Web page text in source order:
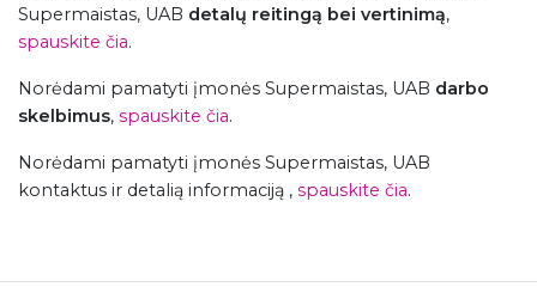
Supermaistas, UAB detalų reitingą bei vertinimą,
spauskite čia.
Norėdami pamatyti įmonės Supermaistas, UAB darbo
skelbimus, spauskite čia.
Norėdami pamatyti įmonės Supermaistas, UAB
kontaktus ir detalią informaciją , spauskite čia.